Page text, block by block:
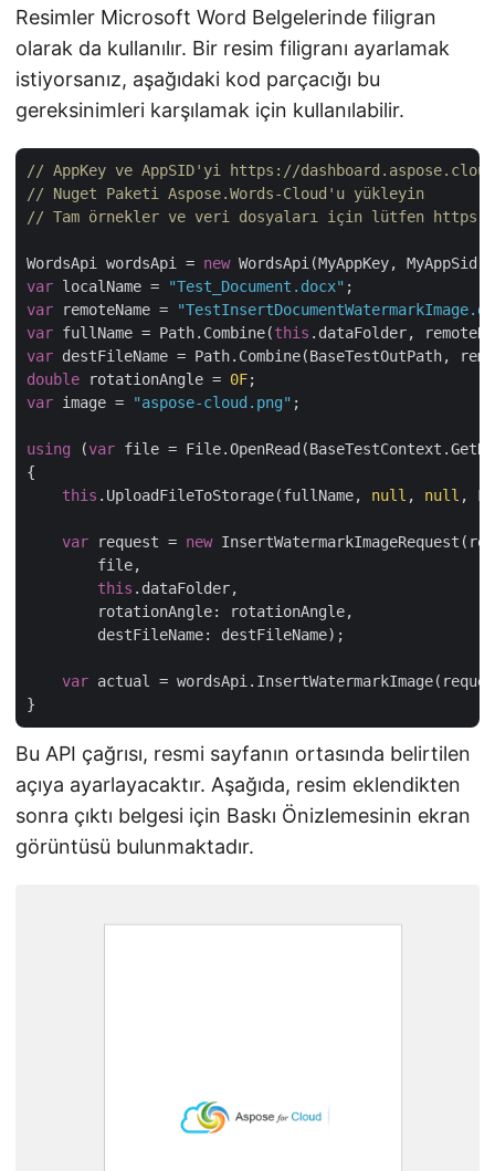
Resimler Microsoft Word Belgelerinde filigran
olarak da kullanılır. Bir resim filigranı ayarlamak
istiyorsanız, aşağıdaki kod parçacığı bu
gereksinimleri karşılamak için kullanılabilir.
// AppKey ve AppSID'yi https://
// Nuget Paketi Aspose.Words-Cloud'u yükleyin
// Tam örnekler ve veri dosyaları için lütfen https://
WordsApi wordsApi = new
var localName = "Test_Document.docx"
var remoteName =
var fullName = Path.Combine(this
var
double rotationAngle = 0F
var image = "aspose-cloud.png" ;
using (var file =
{
this .UploadFileToStorage(fullName, null , null ,
var request = new
        file,
this .dataFolder,
        rotationAngle: rotationAngle,
        destFileName: destFileName);
var actual =
Bu API çağrısı, resmi sayfanın ortasında belirtilen
açıya ayarlayacaktır. Aşağıda, resim eklendikten
sonra çıktı belgesi için Baskı Önizlemesinin ekran
görüntüsü bulunmaktadır.